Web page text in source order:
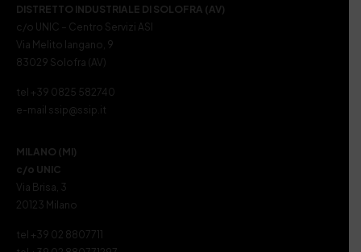
DISTRETTO INDUSTRIALE DI SOLOFRA (AV)
c/o UNIC – Centro Servizi ASI
Via Melito Iangano, 9
83029 Solofra (AV)
tel +39 0825 582740
e-mail ssip@ssip.it
MILANO (MI)
c/o UNIC
Via Brisa, 3
20123 Milano
tel +39 02 8807711